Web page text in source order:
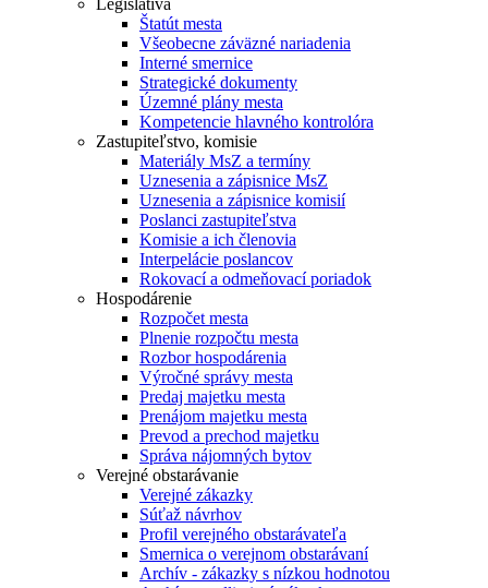
Legislatíva
Štatút mesta
Všeobecne záväzné nariadenia
Interné smernice
Strategické dokumenty
Územné plány mesta
Kompetencie hlavného kontrolóra
Zastupiteľstvo, komisie
Materiály MsZ a termíny
Uznesenia a zápisnice MsZ
Uznesenia a zápisnice komisií
Poslanci zastupiteľstva
Komisie a ich členovia
Interpelácie poslancov
Rokovací a odmeňovací poriadok
Hospodárenie
Rozpočet mesta
Plnenie rozpočtu mesta
Rozbor hospodárenia
Výročné správy mesta
Predaj majetku mesta
Prenájom majetku mesta
Prevod a prechod majetku
Správa nájomných bytov
Verejné obstarávanie
Verejné zákazky
Súťaž návrhov
Profil verejného obstarávateľa
Smernica o verejnom obstarávaní
Archív - zákazky s nízkou hodnotou